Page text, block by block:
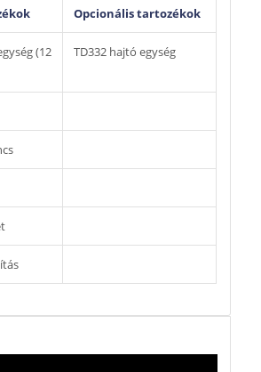
Opcionális tartozékok
(12
TD332 hajtó egység